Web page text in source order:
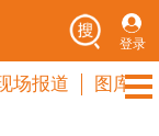
登录
场报道 图库